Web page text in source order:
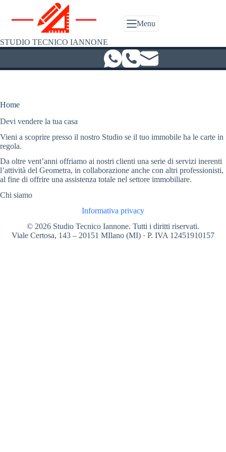
contenuto
STUDIO TECNICO IANNONE
Menu
Home
Devi vendere la tua casa
Vieni a scoprire presso il nostro Studio se il tuo immobile ha le carte in
regola.
Da oltre vent’anni offriamo ai nostri clienti una serie di servizi inerenti
l’attività del Geometra, in collaborazione anche con altri professionisti,
al fine di offrire una assistenza totale nel settore immobiliare.
Chi siamo
Informativa privacy
© 2026 Studio Tecnico Iannone. Tutti i diritti riservati.
Viale Certosa, 143 – 20151 MIlano (MI) · P. IVA 12451910157